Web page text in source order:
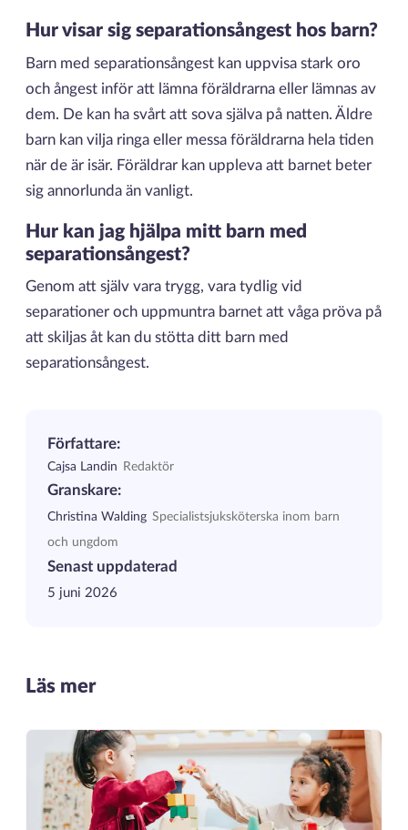
Hur visar sig separationsångest hos barn?
Barn med separationsångest kan uppvisa stark oro
och ångest inför att lämna föräldrarna eller lämnas av
dem. De kan ha svårt att sova själva på natten. Äldre
barn kan vilja ringa eller messa föräldrarna hela tiden
när de är isär. Föräldrar kan uppleva att barnet beter
sig annorlunda än vanligt.
Hur kan jag hjälpa mitt barn med
separationsångest?
Genom att själv vara trygg, vara tydlig vid
separationer och uppmuntra barnet att våga pröva på
att skiljas åt kan du stötta ditt barn med
separationsångest.
Författare:
Cajsa Landin Redaktör
Granskare:
Christina Walding Specialistsjuksköterska inom barn
och ungdom
Senast uppdaterad
5 juni 2026
Läs mer